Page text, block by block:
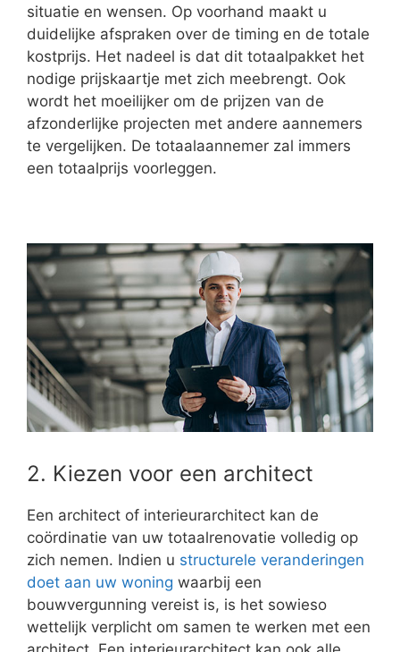
situatie en wensen. Op voorhand maakt u
duidelijke afspraken over de timing en de totale
kostprijs. Het nadeel is dat dit totaalpakket het
nodige prijskaartje met zich meebrengt. Ook
wordt het moeilijker om de prijzen van de
afzonderlijke projecten met andere aannemers
te vergelijken. De totaalaannemer zal immers
een totaalprijs voorleggen.
2. Kiezen voor een architect
Een architect of interieurarchitect kan de
coördinatie van uw totaalrenovatie volledig op
zich nemen. Indien u structurele veranderingen
doet aan uw woning waarbij een
bouwvergunning vereist is, is het sowieso
wettelijk verplicht om samen te werken met een